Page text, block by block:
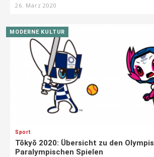
26. März 2020
MODERNE KULTUR
Sport
Tōkyō 2020: Übersicht zu den
Paralympischen Spielen